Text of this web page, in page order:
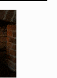
Только